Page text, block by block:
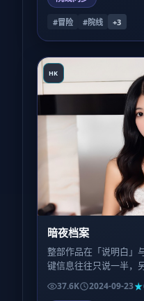
#冒险 #院线 +3
HK
暗夜档案
整部作品在「说明白」
键信息往往只说一半，
填。喜欢被喂到嘴里的
则会上瘾。
37.6K 2024-09-23